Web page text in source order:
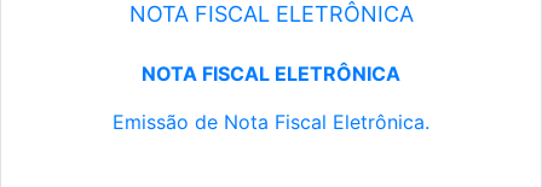
NOTA FISCAL ELETRÔNICA
NOTA FISCAL ELETRÔNICA
Emissão de Nota Fiscal Eletrônica.